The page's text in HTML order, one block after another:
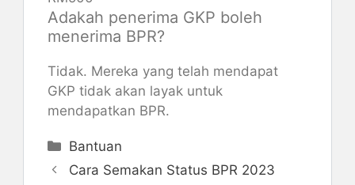
Adakah penerima GKP boleh
menerima BPR?
Tidak. Mereka yang telah mendapat
GKP tidak akan layak untuk
mendapatkan BPR.
Categories
Bantuan
Cara Semakan Status BPR 2023